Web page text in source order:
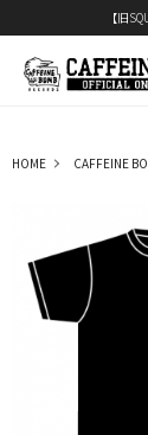
【旧
HOME CAFFEINE